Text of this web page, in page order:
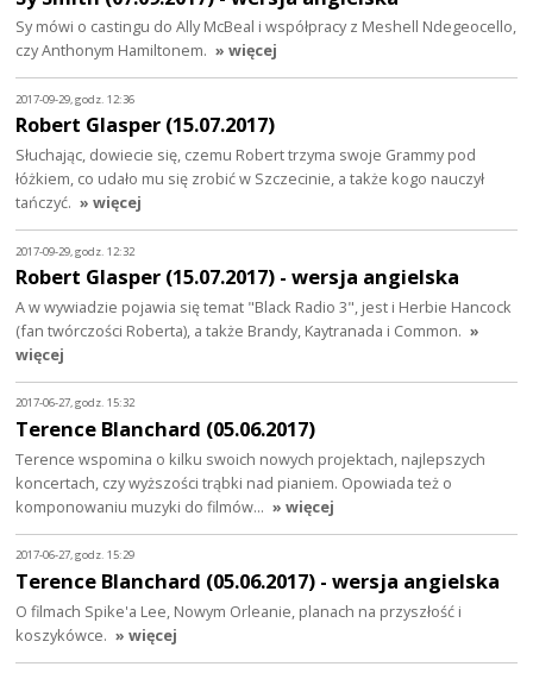
Sy mówi o castingu do Ally McBeal i współpracy z Meshell Ndegeocello,
czy Anthonym Hamiltonem. » więcej
2017-09-29, godz. 12:36
Robert Glasper (15.07.2017)
Słuchając, dowiecie się, czemu Robert trzyma swoje Grammy pod
łóżkiem, co udało mu się zrobić w Szczecinie, a także kogo nauczył
tańczyć. » więcej
2017-09-29, godz. 12:32
Robert Glasper (15.07.2017) - wersja angielska
A w wywiadzie pojawia się temat "Black Radio 3", jest i Herbie Hancock
(fan twórczości Roberta), a także Brandy, Kaytranada i Common. »
więcej
2017-06-27, godz. 15:32
Terence Blanchard (05.06.2017)
Terence wspomina o kilku swoich nowych projektach, najlepszych
koncertach, czy wyższości trąbki nad pianiem. Opowiada też o
komponowaniu muzyki do filmów… » więcej
2017-06-27, godz. 15:29
Terence Blanchard (05.06.2017) - wersja angielska
O filmach Spike'a Lee, Nowym Orleanie, planach na przyszłość i
koszykówce. » więcej